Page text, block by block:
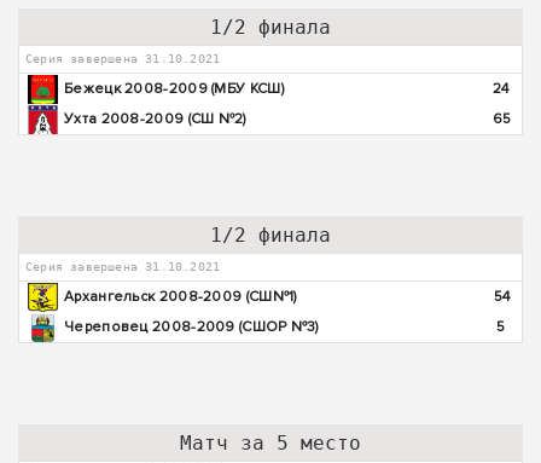
1/2 финала
Серия завершена 31.10.2021
Бежецк 2008-2009 (МБУ КСШ)
24
Ухта 2008-2009 (СШ №2)
65
1/2 финала
Серия завершена 31.10.2021
Архангельск 2008-2009 (СШ№1)
54
Череповец 2008-2009 (СШОР №3)
5
Матч за 5 место